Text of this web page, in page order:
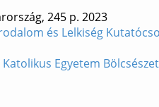
245 p. 2023
és Lelkiség
Egyetem